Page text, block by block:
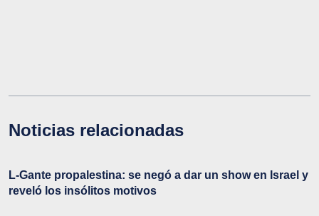
Noticias relacionadas
L-Gante propalestina: se negó a dar un show en Israel y
reveló los insólitos motivos